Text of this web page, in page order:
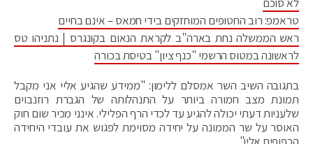
טראמפ: רוב החטופים המוחזקים בידי חמאס – אינם בחיים
ראש הממשלה נחת בארה"ב לקראת הנאום בקונגרס | נתניהו טס
לראשונה במטוס הרשמי "כנף ציון" בטיסת בכורה
בתגובה השיב השר אמסלם ללימון: "ממידע שהגיע אליי אני מקבל
תמונת מצב חמורה ביותר על התנהלותה של הגברת רוזנבוים
שלעניות דעתי יכולה להגיע עד לכדי הרף הפלילי. אינני מכיר שום חוק
האוסר על שר הממונה על יחידה מסוימת לפגוש את עובדי היחידה